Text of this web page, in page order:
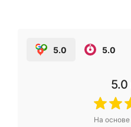
5.0 5.0
5.0
На основе